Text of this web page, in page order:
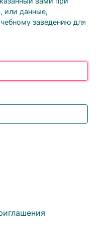
или данные,
заведению для